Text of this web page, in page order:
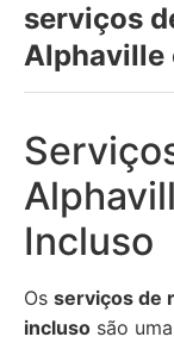
serviços
Alphaville
Incluso
Os serviços de
incluso são